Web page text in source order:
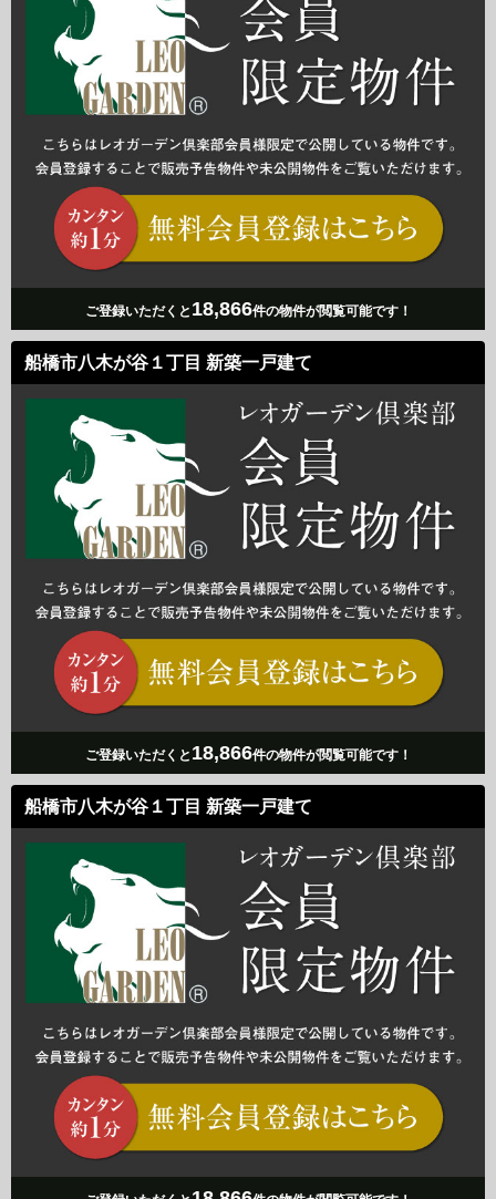
ご登録いただくと 18,866件の物件が閲覧可能です！
船橋市八木が谷１丁目 新築一戸建て
ご登録いただくと 18,866件の物件が閲覧可能です！
船橋市八木が谷１丁目 新築一戸建て